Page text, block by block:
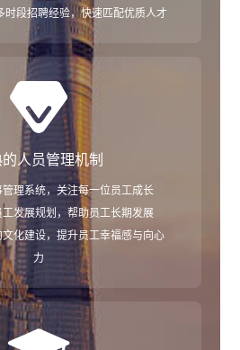
时段招聘经验，快速匹配优质人才
人员管理机制
管理系统，关注每一位员工成长
工发展规划，帮助员工长期发展
文化建设，提升员工幸福感与向心
力